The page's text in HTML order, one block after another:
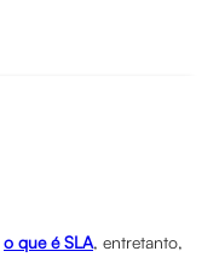
o que é SLA, entretanto,